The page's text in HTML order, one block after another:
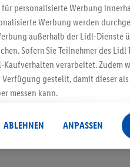
zum Newsletter anmelden
Gutschein sichern!
personalisierte Werbung
Werbung werden
außerhalb der Lidl-Dienste
Sofern Sie Teilnehmer des Lidl
verarbeitet. Zudem
gestellt, damit dieser als
messen kann.
(z.B. über Ihre Nutzung der Lidl-
- z.B. Alter oder Geschlecht -
hinweg einschließlich dem
ABLEHNEN ANPASSEN